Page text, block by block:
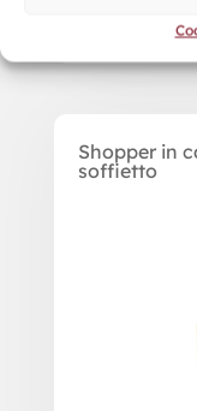
Shopper in
soffietto